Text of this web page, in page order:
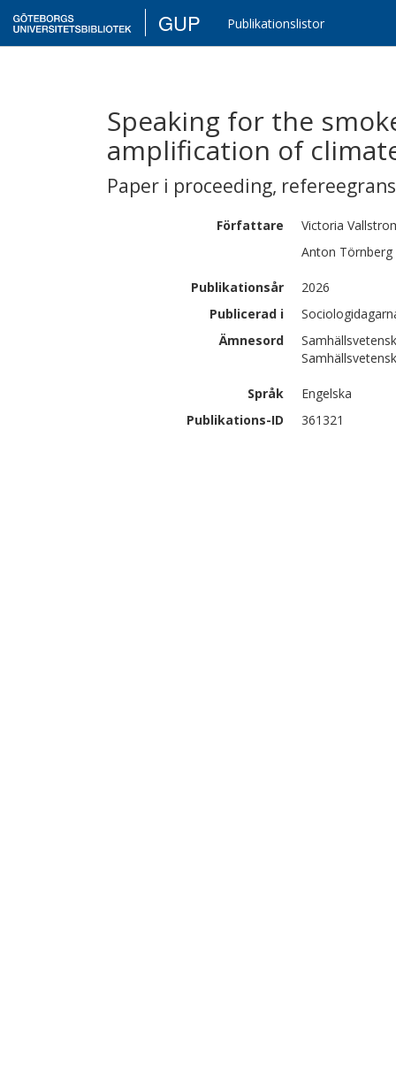
GUP Publikationslistor
Speaking for the
amplification of
Paper i proceeding,
Författare Victoria
Anton Törnberg
Publikationsår
2026
Publicerad i
Ämnesord
Språk
Engelska
Publikations-ID
361321